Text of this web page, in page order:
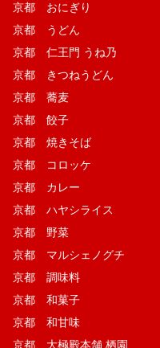
京都 おにぎり
京都 うどん
京都 仁王門 うね乃
京都 きつねうどん
京都 蕎麦
京都 餃子
京都 焼きそば
京都 コロッケ
京都 カレー
京都 ハヤシライス
京都 野菜
京都 マルシェノグチ
京都 調味料
京都 和菓子
京都 和甘味
京都 大極殿本舗 栖園